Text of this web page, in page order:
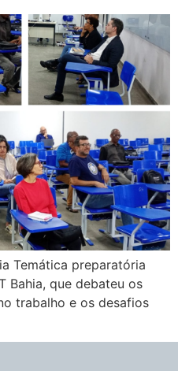
Temática preparatória
Bahia, que debateu os
trabalho e os desafios